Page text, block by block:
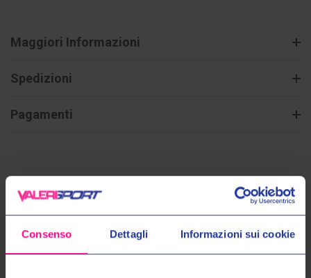
Consenso Dettagli Informazioni sui cookie
Maggiori Informazioni
Spedizioni
Pagamenti
Prodotti Simili